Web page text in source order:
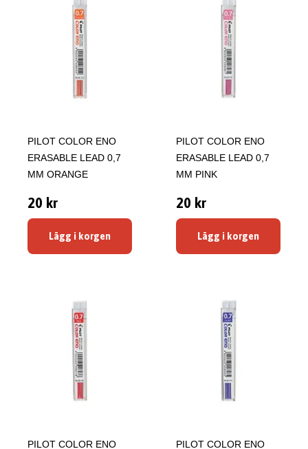
PILOT COLOR ENO
ERASABLE LEAD 0,7
MM ORANGE
20 kr
Lägg i korgen
PILOT COLOR ENO
ERASABLE LEAD 0,7
MM PINK
20 kr
Lägg i korgen
PILOT COLOR ENO
PILOT COLOR ENO